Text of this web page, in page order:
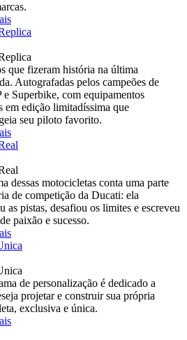
que fizeram história na última
Autografadas pelos campeões de
e Superbike, com equipamentos
em edição limitadíssima que
seu piloto favorito.
dessas motocicletas conta uma parte
de competição da Ducati: ela
as pistas, desafiou os limites e escreveu
paixão e sucesso.
de personalização é dedicado a
projetar e construir sua própria
exclusiva e única.